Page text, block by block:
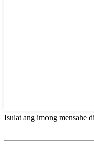
Isulat ang imong mensahe